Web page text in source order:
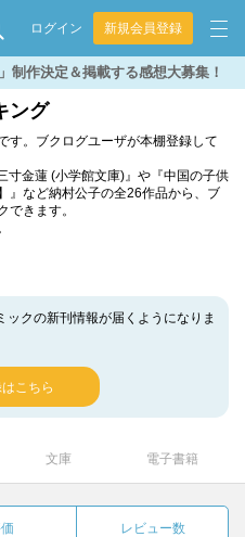
ログイン 新規会員登録
制作決定＆掲載する感想大募集！
ング
す。ブクログユーザが本棚登録して
寸金蓮 (小学館文庫)』や『中国の子供
』など納村公子の全26作品から、ブ
できます。
クの新刊情報が届くようになりま
こちら
文庫 電子書籍
レビュー数